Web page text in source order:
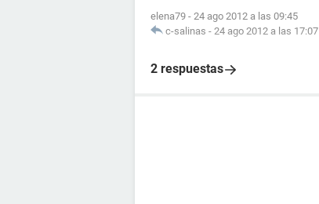
elena79 - 24 ago 2012 a las 09:45
c-salinas - 24 ago 2012 a las 17:07
2 respuestas